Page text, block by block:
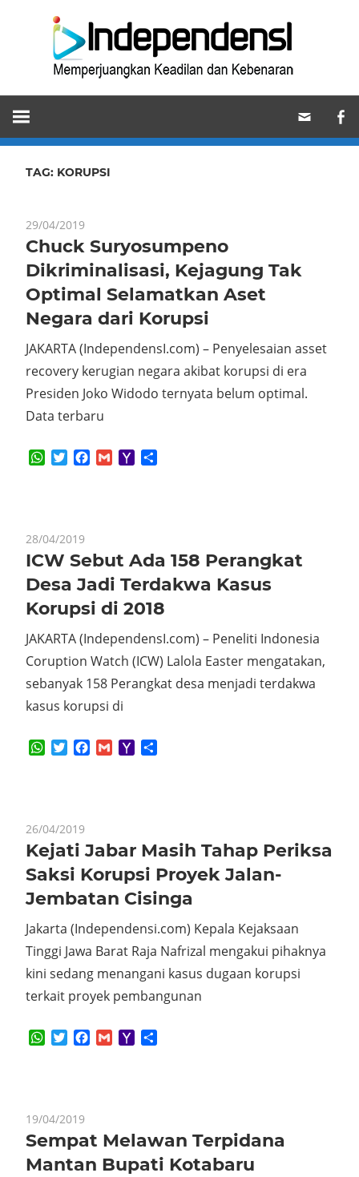
Memperjuangkan
Keadilan
dan
Kebenaran
TAG: KORUPSI
29/04/2019
Chuck Suryosumpeno
Dikriminalisasi, Kejagung Tak
Optimal Selamatkan Aset
Negara dari Korupsi
JAKARTA (IndependensI.com) – Penyelesaian asset
recovery kerugian negara akibat korupsi di era
Presiden Joko Widodo ternyata belum optimal.
Data terbaru
WhatsApp
TwitterFacebook
GmailYahoo
28/04/2019
ICW Sebut Ada 158 Perangkat
Desa Jadi Terdakwa Kasus
Korupsi di 2018
JAKARTA (IndependensI.com) – Peneliti Indonesia
Coruption Watch (ICW) Lalola Easter mengatakan,
sebanyak 158 Perangkat desa menjadi terdakwa
kasus korupsi di
WhatsApp
TwitterFacebook
GmailYahoo
26/04/2019
Kejati Jabar Masih Tahap Periksa
Saksi Korupsi Proyek Jalan-
Jembatan Cisinga
Jakarta (Independensi.com) Kepala Kejaksaan
Tinggi Jawa Barat Raja Nafrizal mengakui pihaknya
kini sedang menangani kasus dugaan korupsi
terkait proyek pembangunan
WhatsApp
TwitterFacebook
GmailYahoo
19/04/2019
Sempat Melawan Terpidana
Mantan Bupati Kotabaru